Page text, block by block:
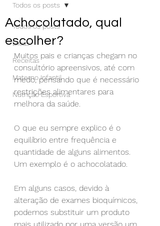
Todos os posts
Dicas
Receitas
Materno Infantil
Nutrição Esportiva
Todos os posts
Achocolatado, qual
escolher?
Muitos pais e crianças chegam no
consultório apreensivos, até com
medo, pensando que é necessário
restrições alimentares para
melhora da saúde.
O que eu sempre explico é o
equilíbrio entre frequência e
quantidade de alguns alimentos.
Um exemplo é o achocolatado.
Em alguns casos, devido à
alteração de exames bioquímicos,
podemos substituir um produto